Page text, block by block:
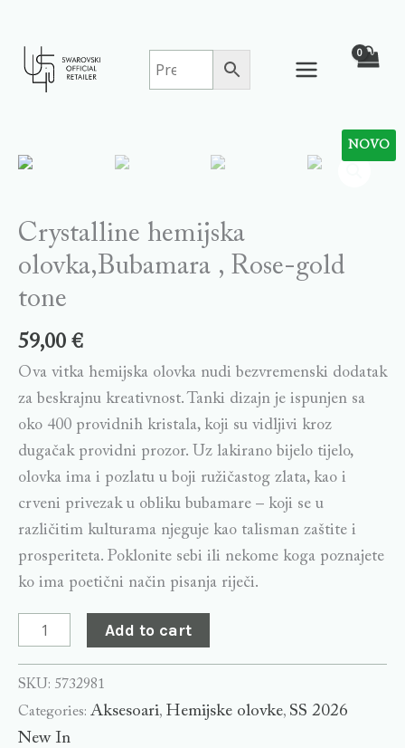
content
NOVO
Crystalline hemijska
olovka,Bubamara , Rose-gold
tone
59,00 €
Ova vitka hemijska olovka nudi bezvremenski dodatak
za beskrajnu kreativnost. Tanki dizajn je ispunjen sa
oko 400 providnih kristala, koji su vidljivi kroz
dugačak providni prozor. Uz lakirano bijelo tijelo,
olovka ima i pozlatu u boji ružičastog zlata, kao i
crveni privezak u obliku bubamare – koji se u
različitim kulturama njeguje kao talisman zaštite i
prosperiteta. Poklonite sebi ili nekome koga poznajete
ko ima poetični način pisanja riječi.
,
Rose-
tone
quantity
Add to cart
SKU: 5732981
Categories: Aksesoari, Hemijske olovke, SS 2026
New In